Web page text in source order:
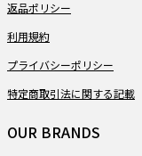
返品ポリシー
利用規約
プライバシーポリシー
特定商取引法に関する記載
OUR BRANDS